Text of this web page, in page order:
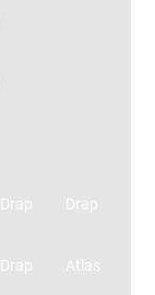
Drap
Drap
Drap
Atlas